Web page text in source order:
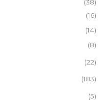
(38)
(16)
(14)
(8)
(22)
(183)
(5)